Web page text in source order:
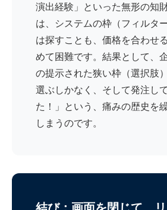
演出経験」といった無形の知
は、システムの枠（フィルタ
は探すことも、価格を合わせ
めて困難です。結果として、
の提示された狭い枠（選択肢
選ぶしかなく、そして発注し
た！」という、痛みの歴史を
しまうのです。